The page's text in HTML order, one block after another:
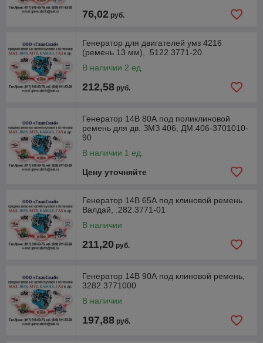
76,02 руб.
Генератор для двигателей умз 4216
(ремень 13 мм), .5122.3771-20
В наличии 2 ед.
212,58 руб.
Генератор 14В 80А под поликлиновой
ремень для дв. ЗМЗ 406, ДМ.406-3701010-
90
В наличии 1 ед.
Цену уточняйте
Генератор 14В 65А под клиновой ремень
Валдай, .282.3771-01
В наличии
211,20 руб.
Генератор 14В 90А под клиновой ремень,
3282.3771000
В наличии
197,88 руб.